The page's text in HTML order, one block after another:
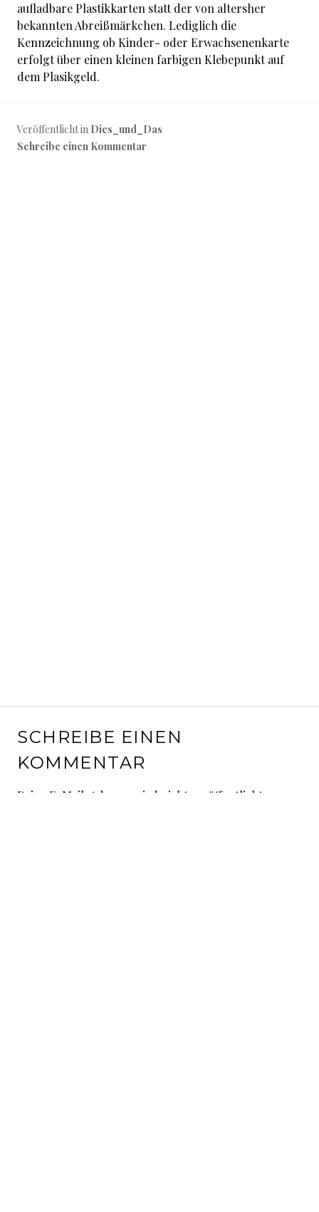
aufladbare Plastikkarten statt der von altersher
bekannten Abreißmärkchen. Lediglich die
Kennzeichnung ob Kinder- oder Erwachsenenkarte
erfolgt über einen kleinen farbigen Klebepunkt auf
dem Plasikgeld.
Veröffentlicht in Dies_und_Das
Schreibe einen Kommentar
SCHREIBE EINEN
KOMMENTAR
Deine E-Mail-Adresse wird nicht veröffentlicht.